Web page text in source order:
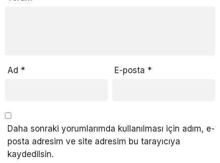
Ad * E-posta *
Daha sonraki yorumlarımda kullanılması için adım, e-
posta adresim ve site adresim bu tarayıcıya
kaydedilsin.